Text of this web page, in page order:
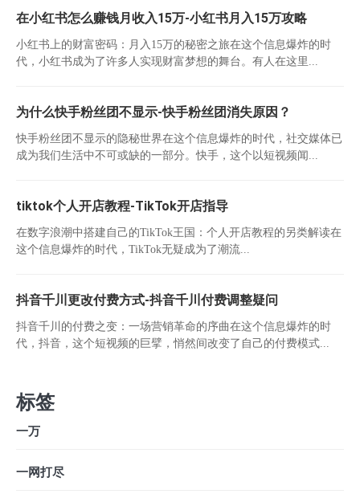
在小红书怎么赚钱月收入15万-小红书月入15万攻略
小红书上的财富密码：月入15万的秘密之旅在这个信息爆炸的时
代，小红书成为了许多人实现财富梦想的舞台。有人在这里...
为什么快手粉丝团不显示-快手粉丝团消失原因？
快手粉丝团不显示的隐秘世界在这个信息爆炸的时代，社交媒体已
成为我们生活中不可或缺的一部分。快手，这个以短视频闻...
tiktok个人开店教程-TikTok开店指导
在数字浪潮中搭建自己的TikTok王国：个人开店教程的另类解读在
这个信息爆炸的时代，TikTok无疑成为了潮流...
抖音千川更改付费方式-抖音千川付费调整疑问
抖音千川的付费之变：一场营销革命的序曲在这个信息爆炸的时
代，抖音，这个短视频的巨擘，悄然间改变了自己的付费模式...
标签
一万
一网打尽